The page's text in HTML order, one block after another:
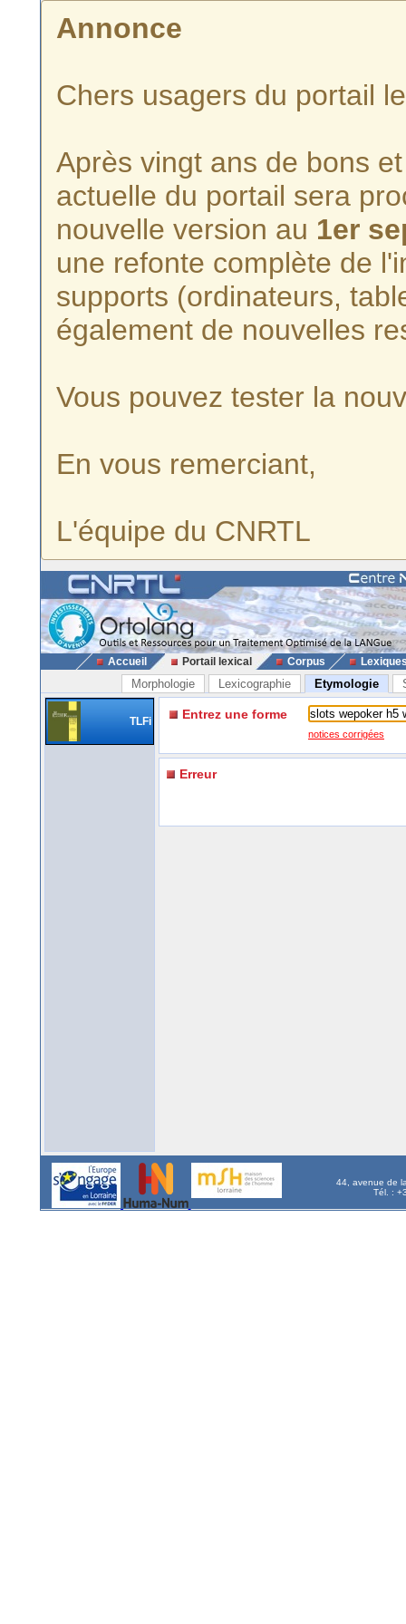
Annonce
Chers usagers du portail
Après vingt ans de bons
actuelle du portail sera
nouvelle version au 1er
une refonte complète de
supports (ordinateurs,
également de nouvelles
Vous pouvez tester la
En vous remerciant,
L'équipe du CNRTL
Accueil Portail lexical Corpus
Morphologie Lexicographie Etymologie
TLFi Entrez une forme
notices corrigées
Erreur
44, avenue de
Tél. :